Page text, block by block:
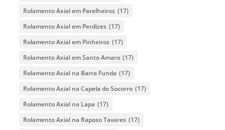
Rolamento Axial em Parelheiros (17)
Rolamento Axial em Perdizes (17)
Rolamento Axial em Pinheiros (17)
Rolamento Axial em Santo Amaro (17)
Rolamento Axial na Barra Funda (17)
Rolamento Axial na Capela do Socorro (17)
Rolamento Axial na Lapa (17)
Rolamento Axial na Raposo Tavares (17)